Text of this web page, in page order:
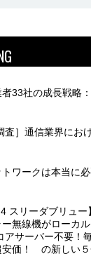
33社の成長戦略
査］通信業界にお
ワークは本当に
4 スリーダブリュ
無線機がローカ
アサーバー不要！
安価！ の新しい